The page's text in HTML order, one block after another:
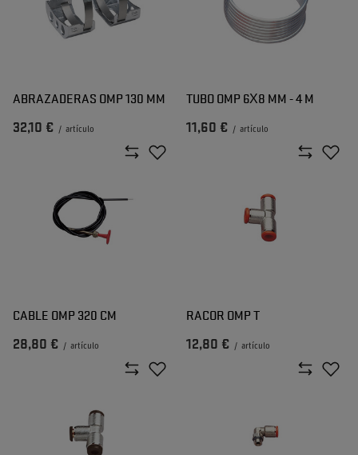
ABRAZADERAS OMP 130 MM
32,10 € / artículo
TUBO OMP 6X8 MM - 4 M
11,60 € / artículo
CABLE OMP 320 CM
28,80 € / artículo
RACOR OMP T
12,80 € / artículo